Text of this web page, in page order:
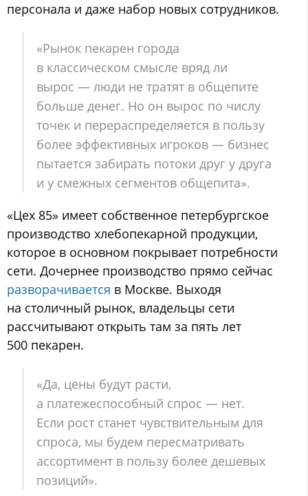
персонала и даже набор новых сотрудников.
«Рынок пекарен города
в классическом смысле вряд ли
вырос — люди не тратят в общепите
больше денег. Но он вырос по числу
точек и перераспределяется в пользу
более эффективных игроков — бизнес
пытается забирать потоки друг у друга
и у смежных сегментов общепита».
«Цех 85» имеет собственное петербургское
производство хлебопекарной продукции,
которое в основном покрывает потребности
сети. Дочернее производство прямо сейчас
разворачивается в Москве. Выходя
на столичный рынок, владельцы сети
рассчитывают открыть там за пять лет
500 пекарен.
«Да, цены будут расти,
а платежеспособный спрос — нет.
Если рост станет чувствительным для
спроса, мы будем пересматривать
ассортимент в пользу более дешевых
позиций».